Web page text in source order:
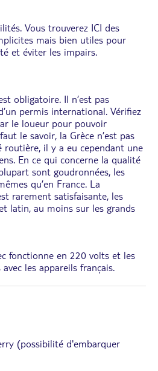
Vous trouverez ICI des
mais bien utiles pour
et éviter les impairs.
obligatoire. Il n’est pas
permis international. Vérifiez
le loueur pour pouvoir
le savoir, la Grèce n’est pas
routière, il y a eu cependant une
En ce qui concerne la qualité
sont goudronnées, les
qu’en France. La
rarement satisfaisante, les
latin, au moins sur les grands
fonctionne en 220 volts et les
les appareils français.
(possibilité d'embarquer